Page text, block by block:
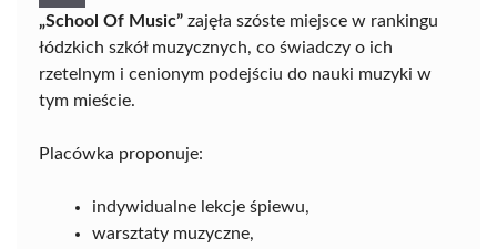
„School Of Music” zajęła szóste miejsce w rankingu
łódzkich szkół muzycznych, co świadczy o ich
rzetelnym i cenionym podejściu do nauki muzyki w
tym mieście.
Placówka proponuje:
indywidualne lekcje śpiewu,
warsztaty muzyczne,